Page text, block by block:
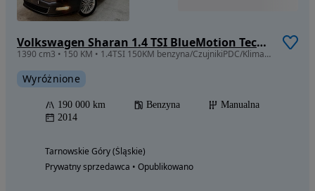
Volkswagen Sharan 1.4 TSI BlueMotion Technology Cup
1390 cm3 • 150 KM • 1.4TSI 150KM benzyna/CzujnikiPDC/Klimatronic/7 OSÓB/ABS/ESP/ASR
Wyróżnione
190 000 km Benzyna
Manualna
2014
Tarnowskie Góry (Śląskie)
Prywatny sprzedawca • Opublikowano